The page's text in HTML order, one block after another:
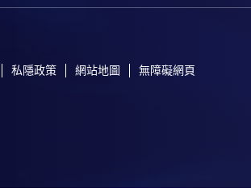
私隱政策 網站地圖 無障礙網頁